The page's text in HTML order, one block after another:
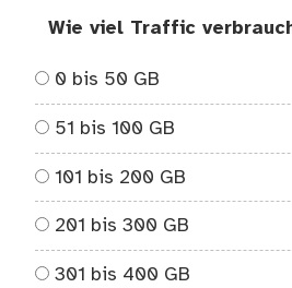
Wie viel Traffic
0 bis 50 GB
51 bis 100 GB
101 bis 200 GB
201 bis 300 GB
301 bis 400 GB